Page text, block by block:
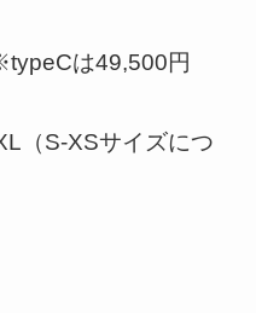
は49,500円
（S-XSサイズにつ